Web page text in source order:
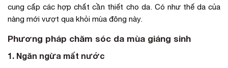
cung cấp các hợp chất cần thiết cho da. Có như thế da của
nàng mới vượt qua khỏi mùa đông này.
Phương pháp chăm sóc da mùa giáng sinh
1. Ngăn ngừa mất nước